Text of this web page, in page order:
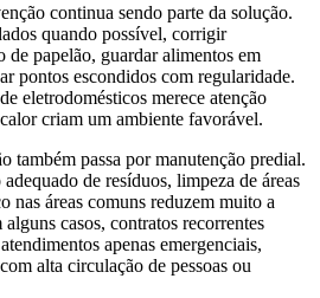
continua sendo parte da solução.
quando possível, corrigir
de papelão, guardar alimentos em
pontos escondidos com regularidade.
eletrodomésticos merece atenção
criam um ambiente favorável.
também passa por manutenção predial.
de resíduos, limpeza de áreas
nas áreas comuns reduzem muito a
casos, contratos recorrentes
apenas emergenciais,
alta circulação de pessoas ou